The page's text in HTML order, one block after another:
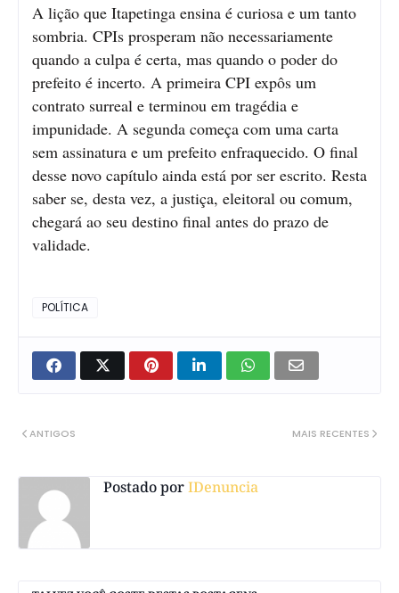
A lição que Itapetinga ensina é curiosa e um tanto
sombria. CPIs prosperam não necessariamente
quando a culpa é certa, mas quando o poder do
prefeito é incerto. A primeira CPI expôs um
contrato surreal e terminou em tragédia e
impunidade. A segunda começa com uma carta
sem assinatura e um prefeito enfraquecido. O final
desse novo capítulo ainda está por ser escrito. Resta
saber se, desta vez, a justiça, eleitoral ou comum,
chegará ao seu destino final antes do prazo de
validade.
POLÍTICA
MAIS RECENTES
ANTIGOS
Postado porIDenuncia